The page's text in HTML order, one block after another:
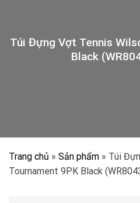
Túi Đựng Vợt Tennis
Black
Trang chủ » Sản phẩm » Túi
Tournament 9PK Black